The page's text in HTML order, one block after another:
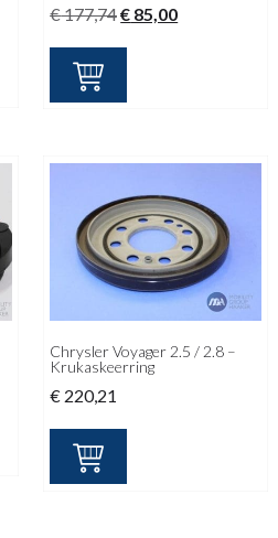
€177,74Oorspronkelijke
€ 85,00Huidige
Chrysler Voyager 2.5 / 2.8 –
Krukaskeerring
€ 220,21